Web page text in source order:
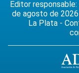
Editor
de agosto de
La Plata -